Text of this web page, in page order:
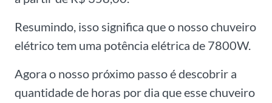
Resumindo, isso significa que o nosso chuveiro
elétrico tem uma potência elétrica de 7800W.
Agora o nosso próximo passo é descobrir a
quantidade de horas por dia que esse chuveiro